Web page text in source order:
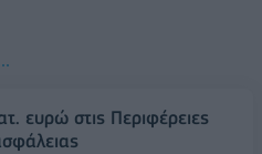
ευρώ στις Περιφέρειες